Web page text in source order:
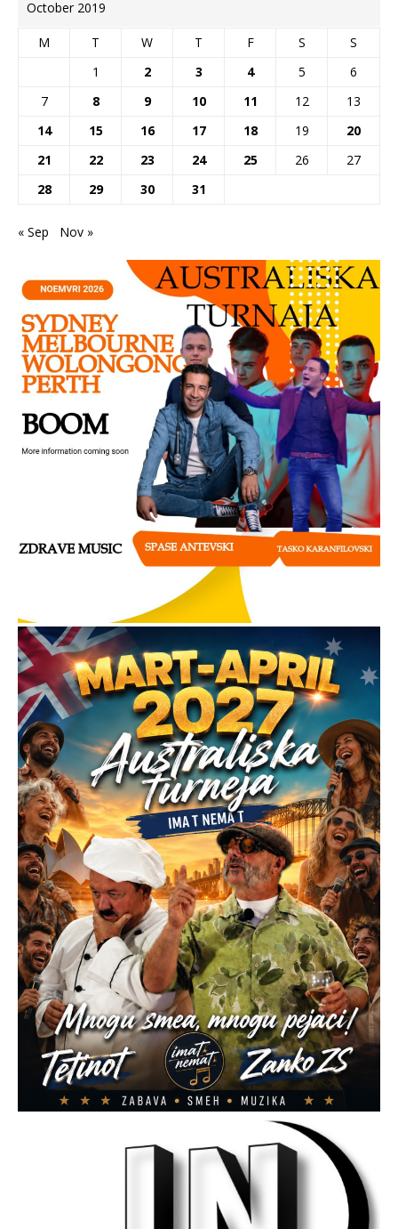
October 2019
M T W T F S
S
1
2 3 4 5
6
7
8 9 10 11 12
13
14
15 16 17 18 19
20
21
22 23 24 25 26
27
28
29 30 31
« Sep Nov »